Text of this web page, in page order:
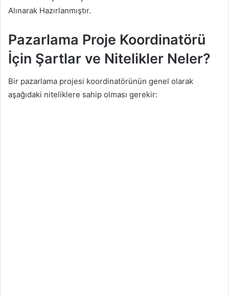
Alınarak Hazırlanmıştır.
Pazarlama Proje Koordinatörü
İçin Şartlar ve Nitelikler Neler?
Bir pazarlama projesi koordinatörünün genel olarak
aşağıdaki niteliklere sahip olması gerekir: